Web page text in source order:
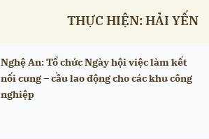
THỰC HIỆN: HẢI YẾN
Nghệ An: Tổ chức Ngày hội việc làm kết
nối cung – cầu lao động cho các khu công
nghiệp